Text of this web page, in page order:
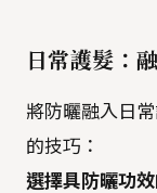
日常護髮：
將防曬融入日
的技巧：
選擇具防曬功